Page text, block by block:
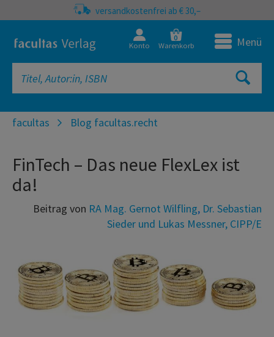
versandkostenfrei ab € 30,–
Konto
0
Warenkorb Menü
facultas Blog facultas.recht
FinTech – Das neue FlexLex ist
da!
Beitrag von RA Mag. Gernot Wilfling, Dr. Sebastian
Sieder und Lukas Messner, CIPP/E